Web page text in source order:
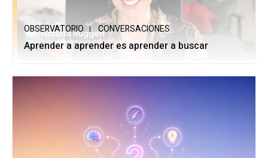
OBSERVATORIO CONVERSACIONES
Aprender a aprender es aprender a buscar